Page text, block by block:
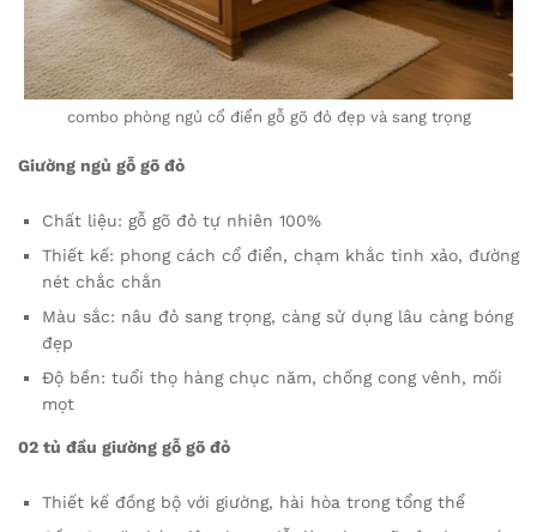
combo phòng ngủ cổ điển gỗ gõ đỏ đẹp và sang trọng
Giường ngủ gỗ gõ đỏ
Chất liệu: gỗ gõ đỏ tự nhiên 100%
Thiết kế: phong cách cổ điển, chạm khắc tinh xảo, đường
nét chắc chắn
Màu sắc: nâu đỏ sang trọng, càng sử dụng lâu càng bóng
đẹp
Độ bền: tuổi thọ hàng chục năm, chống cong vênh, mối
mọt
02 tủ đầu giường gỗ gõ đỏ
Thiết kế đồng bộ với giường, hài hòa trong tổng thể